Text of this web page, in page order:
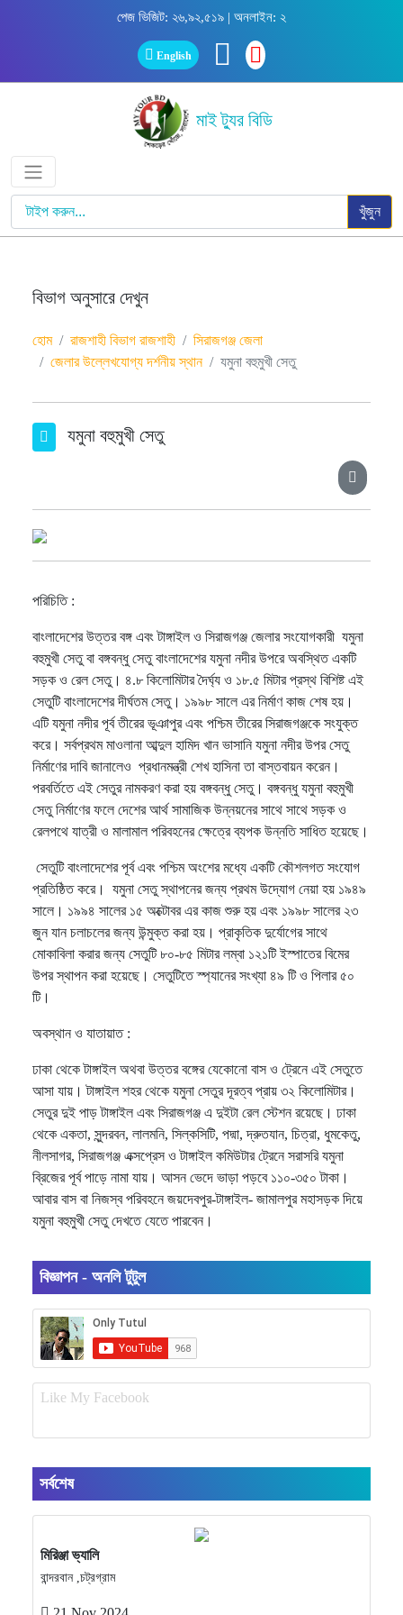
পেজ ভিজিট: ২৬,৯২,৫১৯ | অনলাইন: ২
English
মাই ট্যুর বিডি
খুঁজুন
বিভাগ অনুসারে দেখুন
হোম রাজশাহী বিভাগ রাজশাহী
সিরাজগঞ্জ জেলা
জেলার উল্লেখযোগ্য দর্শনীয় স্থান
যমুনা বহুমুখী সেতু
যমুনা বহুমুখী সেতু
পরিচিতি :
বাংলাদেশের উত্তর বঙ্গ এবং টাঙ্গাইল ও সিরাজগঞ্জ জেলার সংযোগকারী যমুনা
বহুমুখী সেতু বা বঙ্গবন্ধু সেতু বাংলাদেশের যমুনা নদীর উপরে অবস্থিত একটি
সড়ক ও রেল সেতু। ৪.৮ কিলোমিটার দৈর্ঘ্য ও ১৮.৫ মিটার প্রস্থ বিশিষ্ট এই
সেতুটি বাংলাদেশের দীর্ঘতম সেতু। ১৯৯৮ সালে এর নির্মাণ কাজ শেষ হয়।
এটি যমুনা নদীর পূর্ব তীরের ভূঞাপুর এবং পশ্চিম তীরের সিরাজগঞ্জকে সংযুক্ত
করে। সর্বপ্রথম মাওলানা আব্দুল হামিদ খান ভাসানি যমুনা নদীর উপর সেতু
নির্মাণের দাবি জানালেও প্রধানমন্ত্রী শেখ হাসিনা তা বাস্তবায়ন করেন।
পরবর্তিতে এই সেতুর নামকরণ করা হয় বঙ্গবন্ধু সেতু। বঙ্গবন্ধু যমুনা বহুমুখী
সেতু নির্মাণের ফলে দেশের আর্থ সামাজিক উন্নয়নের সাথে সাথে সড়ক ও
রেলপথে যাত্রী ও মালামাল পরিবহনের ক্ষেত্রে ব্যপক উন্নতি সাধিত হয়েছে।
সেতুটি বাংলাদেশের পূর্ব এবং পশ্চিম অংশের মধ্যে একটি কৌশলগত সংযোগ
প্রতিষ্ঠিত করে। যমুনা সেতু স্থাপনের জন্য প্রথম উদ্যোগ নেয়া হয় ১৯৪৯
সালে। ১৯৯৪ সালের ১৫ অক্টোবর এর কাজ শুরু হয় এবং ১৯৯৮ সালের ২৩
জুন যান চলাচলের জন্য উন্মুক্ত করা হয়। প্রাকৃতিক দুর্যোগের সাথে
মোকাবিলা করার জন্য সেতুটি ৮০-৮৫ মিটার লম্বা ১২১টি ইস্পাতের বিমের
উপর স্থাপন করা হয়েছে। সেতুটিতে স্প্যানের সংখ্যা ৪৯ টি ও পিলার ৫০
টি।
অবস্থান ও যাতায়াত :
ঢাকা থেকে টাঙ্গাইল অথবা উত্তর বঙ্গের যেকোনো বাস ও ট্রেনে এই সেতুতে
আসা যায়। টাঙ্গাইল শহর থেকে যমুনা সেতুর দূরত্ব প্রায় ৩২ কিলোমিটার।
সেতুর দুই পাড় টাঙ্গাইল এবং সিরাজগঞ্জ এ দুইটা রেল স্টেশন রয়েছে। ঢাকা
থেকে একতা, সুন্দরবন, লালমনি, সিল্কসিটি, পদ্মা, দ্রুতযান, চিত্রা, ধুমকেতু,
নীলসাগর, সিরাজগঞ্জ এক্সপ্রেস ও টাঙ্গাইল কমিউটার ট্রেনে সরাসরি যমুনা
ব্রিজের পূর্ব পাড়ে নামা যায়। আসন ভেদে ভাড়া পড়বে ১১০-৩৫০ টাকা।
আবার বাস বা নিজস্ব পরিবহনে জয়দেবপুর-টাঙ্গাইল- জামালপুর মহাসড়ক দিয়ে
যমুনা বহুমুখী সেতু দেখতে যেতে পারবেন।
বিজ্ঞাপন - অনলি টুটুল
Like My Facebook
সর্বশেষ
মিরিঞ্জা ভ্যালি
বান্দরবান ,চট্রগ্রাম